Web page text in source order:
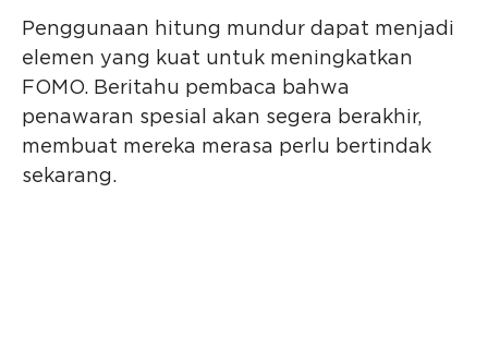
Penggunaan hitung mundur dapat menjadi
elemen yang kuat untuk meningkatkan
FOMO. Beritahu pembaca bahwa
penawaran spesial akan segera berakhir,
membuat mereka merasa perlu bertindak
sekarang.